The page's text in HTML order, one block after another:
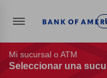
Mi sucursal o ATM
Seleccionar una